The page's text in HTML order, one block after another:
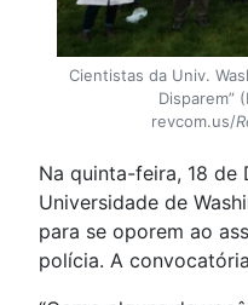
Cientistas da Univ.
Disparem”
revcom.us/
Na quinta-feira, 18 de
Universidade de
para se oporem ao
polícia. A